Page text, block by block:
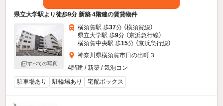
県立大学駅より徒歩9分 新築 4階建の賃貸物件
すべての写真
横須賀駅 歩37分 （横須賀線）
県立大学駅 歩9分 （京浜急行線）
横須賀中央駅 歩15分 （京浜急行線）
神奈川県横須賀市日の出町３
4階建 / 新築 / 気泡コン
駐車場あり
駐輪場あり 宅配ボックス